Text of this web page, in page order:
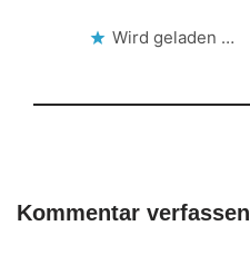
Wird geladen …
Kommentar verfassen